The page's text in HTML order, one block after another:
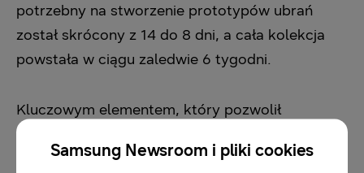
potrzebny na stworzenie prototypów ubrań
został skrócony z 14 do 8 dni, a cała kolekcja
powstała w ciągu zaledwie 6 tygodni.
Kluczowym elementem, który pozwolił
zrealizować projekt, był rysik S Pen dostępny w
Galaxy Note9. Aurélie wykorzystała S Pen już na
Samsung Newsroom i pliki cookies